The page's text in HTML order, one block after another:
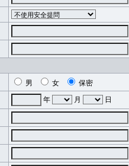
男 女
保密
年 月 日